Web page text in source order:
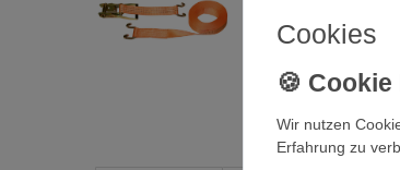
Cookies
Wir nutzen
Erfahrung zu